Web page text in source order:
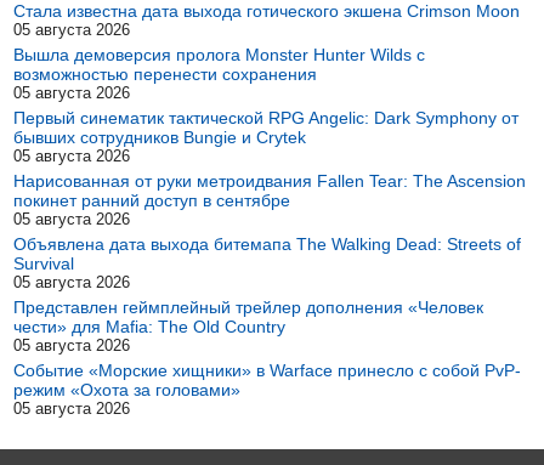
Стала известна дата выхода готического экшена Crimson Moon
05 августа 2026
Вышла демоверсия пролога Monster Hunter Wilds с
возможностью перенести сохранения
05 августа 2026
Первый синематик тактической RPG Angelic: Dark Symphony от
бывших сотрудников Bungie и Crytek
05 августа 2026
Нарисованная от руки метроидвания Fallen Tear: The Ascension
покинет ранний доступ в сентябре
05 августа 2026
Объявлена дата выхода битемапа The Walking Dead: Streets of
Survival
05 августа 2026
Представлен геймплейный трейлер дополнения «Человек
чести» для Mafia: The Old Country
05 августа 2026
Событие «Морские хищники» в Warface принесло с собой PvP-
режим «Охота за головами»
05 августа 2026